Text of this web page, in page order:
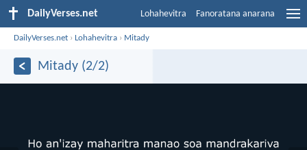
DailyVerses.net Lohahevitra Fanoratana anarana
DailyVerses.net ›Lohahevitra › Mitady
Mitady (2/2)